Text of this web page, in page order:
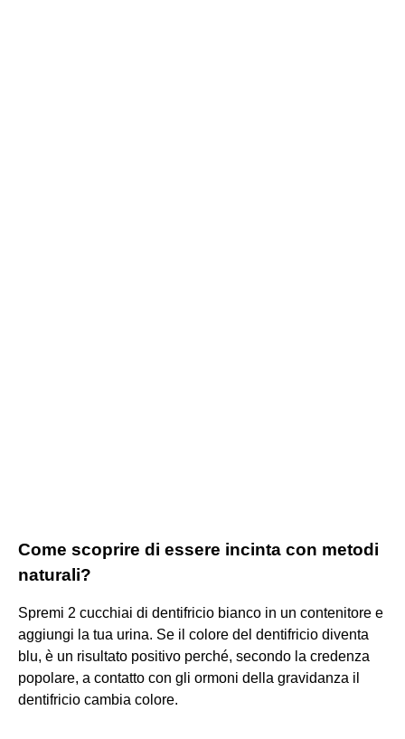
Come scoprire di essere incinta con metodi
naturali?
Spremi 2 cucchiai di dentifricio bianco in un contenitore e
aggiungi la tua urina. Se il colore del dentifricio diventa
blu, è un risultato positivo perché, secondo la credenza
popolare, a contatto con gli ormoni della gravidanza il
dentifricio cambia colore.